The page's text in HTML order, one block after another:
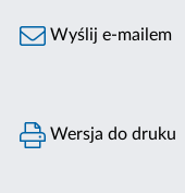
Wyślij e-mailem
Wersja do druku